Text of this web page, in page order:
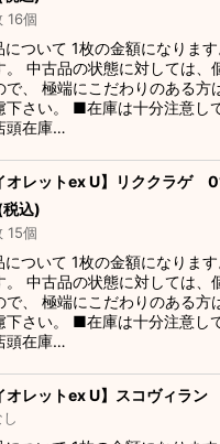
16個
ついて 1枚の金額になりま
。 中古品の状態に対しては、
で、 極端にこだわりのある方
下さい。 ■在庫は十分注意し
頭在庫…
オレットex U】リククラゲ
税込)
15個
ついて 1枚の金額になりま
。 中古品の状態に対しては、
で、 極端にこだわりのある方
下さい。 ■在庫は十分注意し
頭在庫…
オレットex U】スコヴィラ